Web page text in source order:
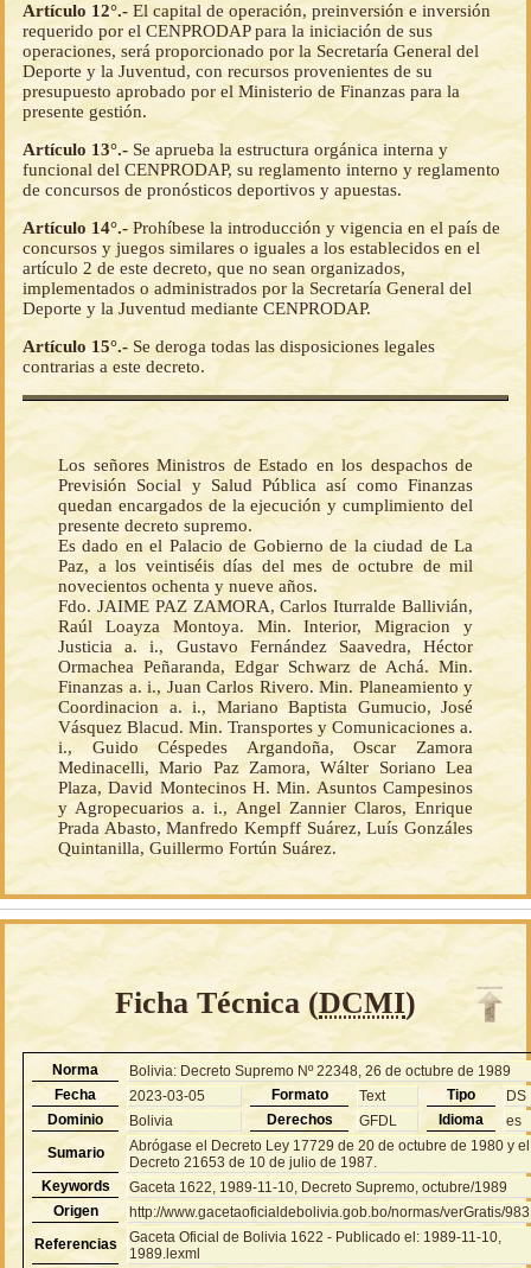
Artículo 12°.- El capital de operación, preinversión e inversión
requerido por el CENPRODAP para la iniciación de sus
operaciones, será proporcionado por la Secretaría General del
Deporte y la Juventud, con recursos provenientes de su
presupuesto aprobado por el Ministerio de Finanzas para la
presente gestión.
Artículo 13°.- Se aprueba la estructura orgánica interna y
funcional del CENPRODAP, su reglamento interno y reglamento
de concursos de pronósticos deportivos y apuestas.
Artículo 14°.- Prohíbese la introducción y vigencia en el país de
concursos y juegos similares o iguales a los establecidos en el
artículo 2 de este decreto, que no sean organizados,
implementados o administrados por la Secretaría General del
Deporte y la Juventud mediante CENPRODAP.
Artículo 15°.- Se deroga todas las disposiciones legales
contrarias a este decreto.
Los señores Ministros de Estado en los despachos de
Previsión Social y Salud Pública así como Finanzas
quedan encargados de la ejecución y cumplimiento del
presente decreto supremo.
Es dado en el Palacio de Gobierno de la ciudad de La
Paz, a los veintiséis días del mes de octubre de mil
novecientos ochenta y nueve años.
Fdo. JAIME PAZ ZAMORA, Carlos Iturralde Ballivián,
Raúl Loayza Montoya. Min. Interior, Migracion y
Justicia a. i., Gustavo Fernández Saavedra, Héctor
Ormachea Peñaranda, Edgar Schwarz de Achá. Min.
Finanzas a. i., Juan Carlos Rivero. Min. Planeamiento y
Coordinacion a. i., Mariano Baptista Gumucio, José
Vásquez Blacud. Min. Transportes y Comunicaciones a.
i., Guido Céspedes Argandoña, Oscar Zamora
Medinacelli, Mario Paz Zamora, Wálter Soriano Lea
Plaza, David Montecinos H. Min. Asuntos Campesinos
y Agropecuarios a. i., Angel Zannier Claros, Enrique
Prada Abasto, Manfredo Kempff Suárez, Luís Gonzáles
Quintanilla, Guillermo Fortún Suárez.
Ficha Técnica (DCMI)
Norma
Bolivia: Decreto Supremo Nº 22348, 26 de octubre de 1989
Fecha
2023-03-05 Formato Text Tipo
DS
Dominio
Bolivia Derechos GFDL Idioma
es
Sumario
Abrógase el Decreto Ley 17729 de 20 de octubre de 1980 y el
Decreto 21653 de 10 de julio de 1987.
Keywords
Gaceta 1622, 1989-11-10, Decreto Supremo, octubre/1989
Origen
http://www.gacetaoficialdebolivia.gob.bo/normas/verGratis/
Referencias
Gaceta Oficial de Bolivia 1622 - Publicado el: 1989-11-10,
1989.lexml